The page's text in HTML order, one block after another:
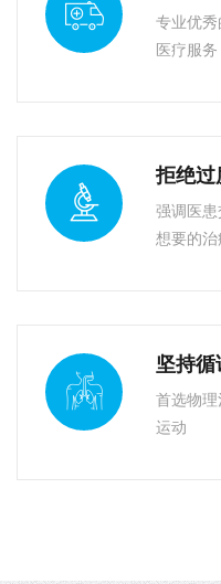
专业优
医疗服务
拒绝
强调医
想要的治
坚持
首选物
运动